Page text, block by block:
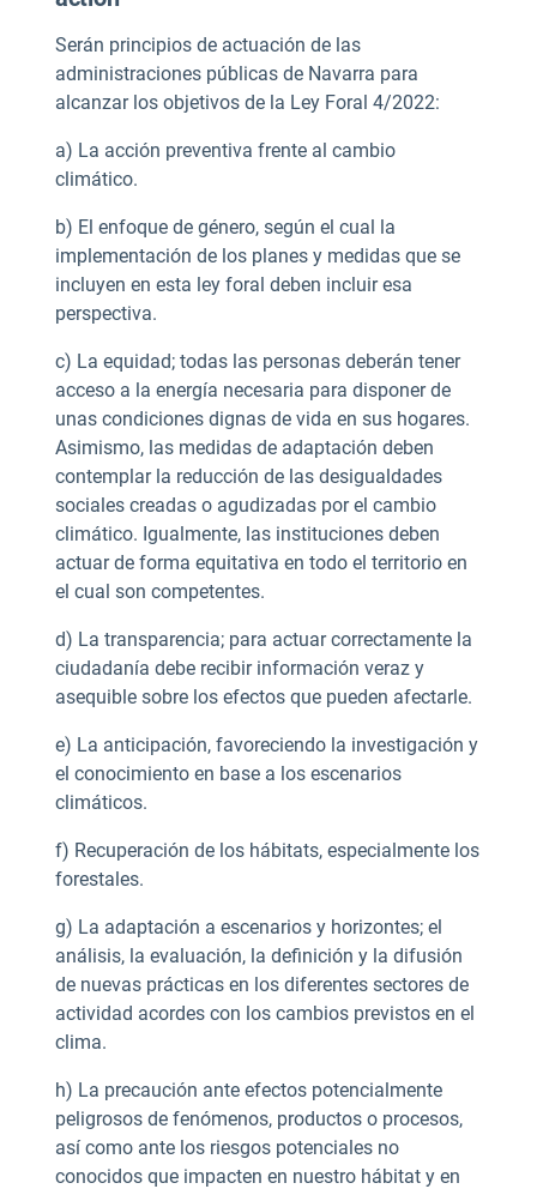
Serán principios de actuación de las
administraciones públicas de Navarra para
alcanzar los objetivos de la Ley Foral 4/2022:
a) La acción preventiva frente al cambio
climático.
b) El enfoque de género, según el cual la
implementación de los planes y medidas que se
incluyen en esta ley foral deben incluir esa
perspectiva.
c) La equidad; todas las personas deberán tener
acceso a la energía necesaria para disponer de
unas condiciones dignas de vida en sus hogares.
Asimismo, las medidas de adaptación deben
contemplar la reducción de las desigualdades
sociales creadas o agudizadas por el cambio
climático. Igualmente, las instituciones deben
actuar de forma equitativa en todo el territorio en
el cual son competentes.
d) La transparencia; para actuar correctamente la
ciudadanía debe recibir información veraz y
asequible sobre los efectos que pueden afectarle.
e) La anticipación, favoreciendo la investigación y
el conocimiento en base a los escenarios
climáticos.
f) Recuperación de los hábitats, especialmente los
forestales.
g) La adaptación a escenarios y horizontes; el
análisis, la evaluación, la definición y la difusión
de nuevas prácticas en los diferentes sectores de
actividad acordes con los cambios previstos en el
clima.
h) La precaución ante efectos potencialmente
peligrosos de fenómenos, productos o procesos,
así como ante los riesgos potenciales no
conocidos que impacten en nuestro hábitat y en